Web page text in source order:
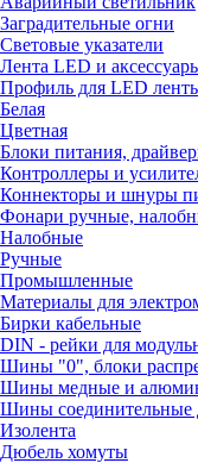
Заградительные огни
Световые указатели
Лента LED и
Профиль для LED
Белая
Цветная
Блоки питания,
Контроллеры и
Коннекторы и шнуры
Фонари ручные,
Налобные
Ручные
Промышленные
Материалы для
Бирки кабельные
DIN - рейки для
Шины "0", блоки
Шины медные и
Шины соединительные
Изолента
Дюбель хомуты